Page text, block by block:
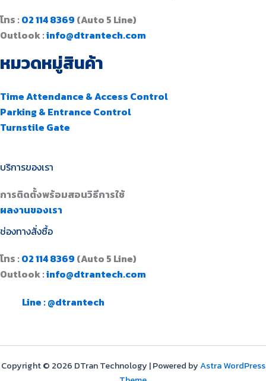
โทร : 02 114 8369 (Auto 5 Line)
Outlook :info@dtrantech.com
หมวดหมู่สินค้า
Time Attendance & Access Control
Parking & Entrance Control
Turnstile Gate
บริการของเรา
การติดตั้งพร้อมสอนวิธีการใช้
ผลงานของเรา
ช่องทางสั่งซื้อ
โทร : 02 114 8369 (Auto 5 Line)
Outlook :info@dtrantech.com
Line : @dtrantech
Copyright © 2026 DTran Technology | Powered byAstra WordPress